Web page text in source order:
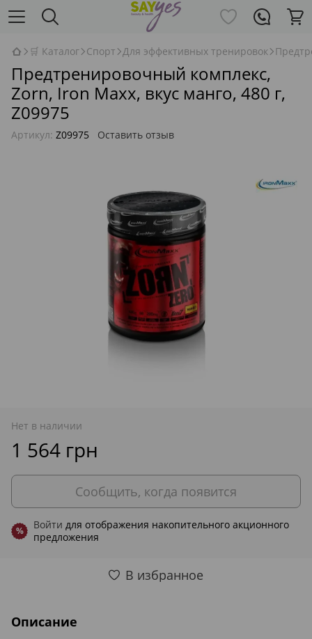
🛒 Каталог Спорт Для эффективных тренировок
Предтренировочный комплекс,
Zorn, Iron Maxx, вкус манго, 480 г,
Z09975
Артикул: Z09975 Оставить отзыв
Нет в наличии
1 564 грн
Сообщить, когда появится
% Войти для отображения накопительного акционного
предложения
В избранное
Описание